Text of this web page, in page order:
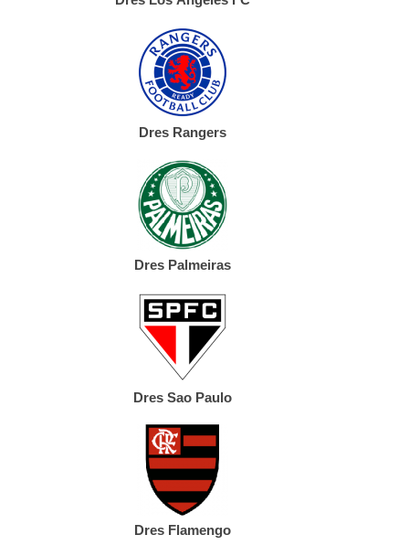
Dres Rangers
Dres Palmeiras
Dres Sao Paulo
Dres Flamengo